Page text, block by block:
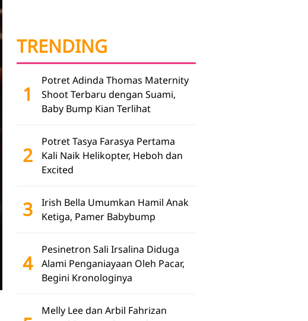
TRENDING
1
Potret Adinda Thomas Maternity
Shoot Terbaru dengan Suami,
Baby Bump Kian Terlihat
2
Potret Tasya Farasya Pertama
Kali Naik Helikopter, Heboh dan
Excited
3
Irish Bella Umumkan Hamil Anak
Ketiga, Pamer Babybump
4
Pesinetron Sali Irsalina Diduga
Alami Penganiayaan Oleh Pacar,
Begini Kronologinya
Melly Lee dan Arbil Fahrizan